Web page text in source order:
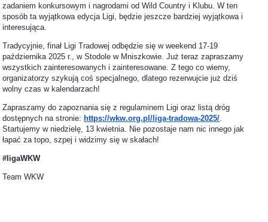
zadaniem konkursowym i nagrodami od Wild Country i Klubu. W ten
sposób ta wyjątkowa edycja Ligi, będzie jeszcze bardziej wyjątkowa i
interesująca.
Tradycyjnie, finał Ligi Tradowej odbędzie się w weekend 17-19
października 2025 r., w Stodole w Mniszkowie. Już teraz zapraszamy
wszystkich zainteresowanych i zainteresowane. Z tego co wiemy,
organizatorzy szykują coś specjalnego, dlatego rezerwujcie już dziś
wolny czas w kalendarzach!
Zapraszamy do zapoznania się z regulaminem Ligi oraz listą dróg
dostępnych na stronie: https://wkw.org.pl/liga-tradowa-2025/
Startujemy w niedzielę, 13 kwietnia. Nie pozostaje nam nic innego jak
łapać za topo, szpej i widzimy się w skałach!
#ligaWKW
Team WKW